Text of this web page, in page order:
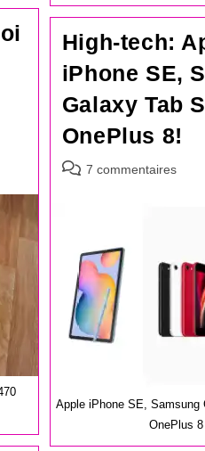
High-tech:
iPhone SE,
Galaxy Tab
OnePlus 8!
Commentaires
7 commentaires
Apple iPhone SE, Samsung
OnePlus 8